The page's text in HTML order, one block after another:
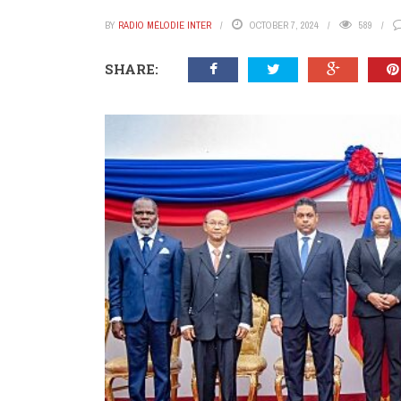
BY RADIO MÉLODIE INTER OCTOBER 7, 2024 589
SHARE: